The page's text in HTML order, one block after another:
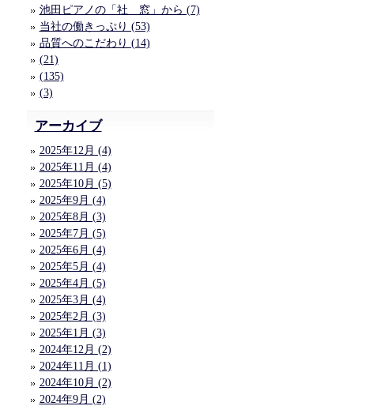
池田ピアノの「社 窓」から (7)
当社の働きっぷり (53)
品質へのこだわり (14)
(21)
(135)
(3)
アーカイブ
2025年12月 (4)
2025年11月 (4)
2025年10月 (5)
2025年9月 (4)
2025年8月 (3)
2025年7月 (5)
2025年6月 (4)
2025年5月 (4)
2025年4月 (5)
2025年3月 (4)
2025年2月 (3)
2025年1月 (3)
2024年12月 (2)
2024年11月 (1)
2024年10月 (2)
2024年9月 (2)